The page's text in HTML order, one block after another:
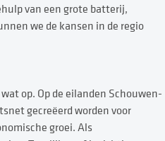
van een grote batterij,
we de kansen in de regio
op. Op de eilanden Schouwen-
gecreëerd worden voor
groei. Als